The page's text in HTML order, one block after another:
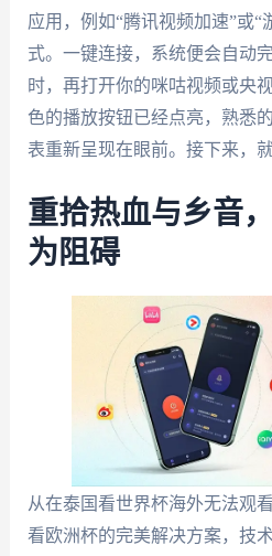
应用，例如“腾讯视频加速”或“
式。一键连接，系统便会自动
时，再打开你的咪咕视频或央
色的播放按钮已经点亮，熟悉
表重新呈现在眼前。接下来，
重拾热血与乡音
为阻碍
从在泰国看世界杯海外无法观
看欧洲杯的完美解决方案，技